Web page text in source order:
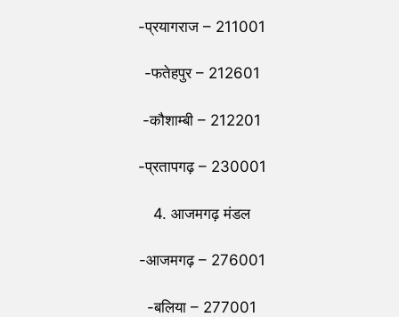
-प्रयागराज – 211001
-फतेहपुर – 212601
-कौशाम्बी – 212201
-प्रतापगढ़ – 230001
4. आजमगढ़ मंडल
-आजमगढ़ – 276001
-बलिया – 277001